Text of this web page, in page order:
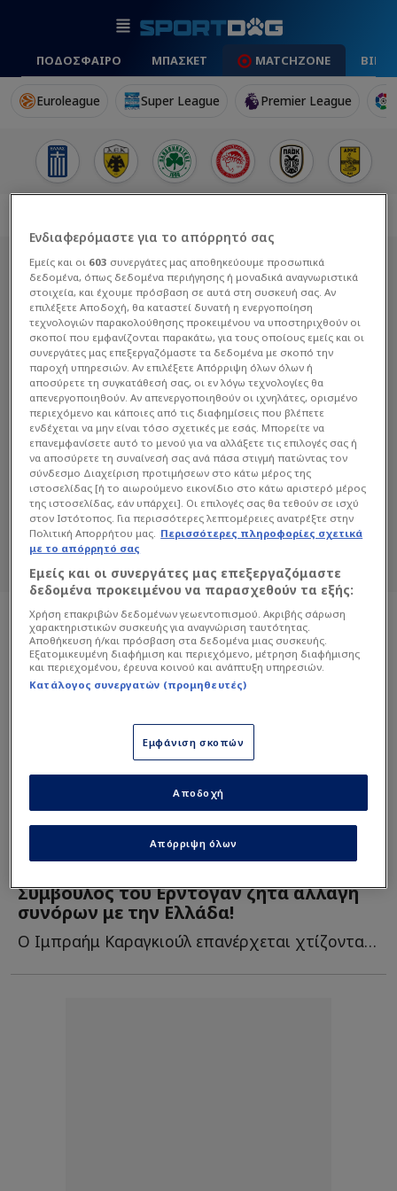
ΠΟΔΟΣΦΑΙΡΟ ΜΠΑΣΚΕΤ MATCHZONE
Euroleague Super League Premier League
ΙΜΠΡΑΉΜ ΚΑΡΑΓΚΙΟΎΛ
Διαβάστε όλα τα άρθρα του Sportdog
σχετικά με το θέμα Ιμπραήμ Καραγκιούλ.
Sportdog: Πιστό στον φίλαθλο.
Πολιτική| 25/04 - 01:14
Σύμβουλος του Ερντογάν ζητά αλλαγή
συνόρων με την Ελλάδα!
Ο Ιμπραήμ Καραγκιούλ επανέρχεται χτίζοντας ένα αφήγημα σ...
Ενδιαφερόμαστε για το απόρρητό σας
Εμείς και οι 603 συνεργάτες μας αποθηκεύουμε προσωπικά
δεδομένα, όπως δεδομένα περιήγησης ή μοναδικά αναγνωριστικά
στοιχεία, και έχουμε πρόσβαση σε αυτά στη συσκευή σας. Αν
επιλέξετε Αποδοχή, θα καταστεί δυνατή η ενεργοποίηση
τεχνολογιών παρακολούθησης προκειμένου να υποστηριχθούν οι
σκοποί που εμφανίζονται παρακάτω, για τους οποίους εμείς και οι
συνεργάτες μας επεξεργαζόμαστε τα δεδομένα με σκοπό την
παροχή υπηρεσιών. Αν επιλέξετε Απόρριψη όλων όλων ή
αποσύρετε τη συγκατάθεσή σας, οι εν λόγω τεχνολογίες θα
απενεργοποιηθούν. Αν απενεργοποιηθούν οι ιχνηλάτες, ορισμένο
περιεχόμενο και κάποιες από τις διαφημίσεις που βλέπετε
ενδέχεται να μην είναι τόσο σχετικές με εσάς. Μπορείτε να
επανεμφανίσετε αυτό το μενού για να αλλάξετε τις επιλογές σας ή
να αποσύρετε τη συναίνεσή σας ανά πάσα στιγμή πατώντας τον
σύνδεσμο Διαχείριση προτιμήσεων στο κάτω μέρος της
ιστοσελίδας [ή το αιωρούμενο εικονίδιο στο κάτω αριστερό μέρος
της ιστοσελίδας, εάν υπάρχει]. Οι επιλογές σας θα τεθούν σε ισχύ
στον Ιστότοπος. Για περισσότερες λεπτομέρειες ανατρέξτε στην
Πολιτική Απορρήτου μας. Περισσότερες πληροφορίες σχετικά
με το απόρρητό σας
Εμείς και οι συνεργάτες μας επεξεργαζόμαστε
δεδομένα προκειμένου να παρασχεθούν τα εξής:
Χρήση επακριβών δεδομένων γεωεντοπισμού. Ακριβής σάρωση
χαρακτηριστικών συσκευής για αναγνώριση ταυτότητας.
Αποθήκευση ή/και πρόσβαση στα δεδομένα μιας συσκευής.
Εξατομικευμένη διαφήμιση και περιεχόμενο, μέτρηση διαφήμισης
και περιεχομένου, έρευνα κοινού και ανάπτυξη υπηρεσιών.
Κατάλογος συνεργατών (προμηθευτές)
Εμφάνιση σκοπών
Απόρριψη όλων
Αποδοχή